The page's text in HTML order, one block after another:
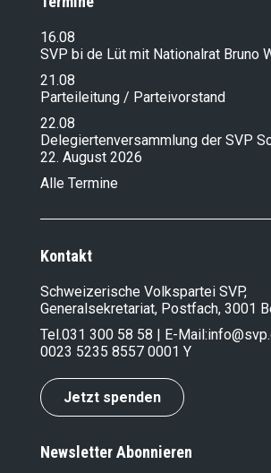
16.08
SVP bi de Lüt mit Nationalrat Bruno
21.08
Parteileitung / Parteivorstand
22.08
Delegiertenversammlung der SVP
22. August 2026
Alle Termine
Kontakt
Schweizerische Volkspartei SVP,
Generalsekretariat, Postfach, 3001
Tel.031 300 58 58 | E-Mail:
0023 5235 8557 0001 Y
Jetzt spenden
Newsletter Abonnieren